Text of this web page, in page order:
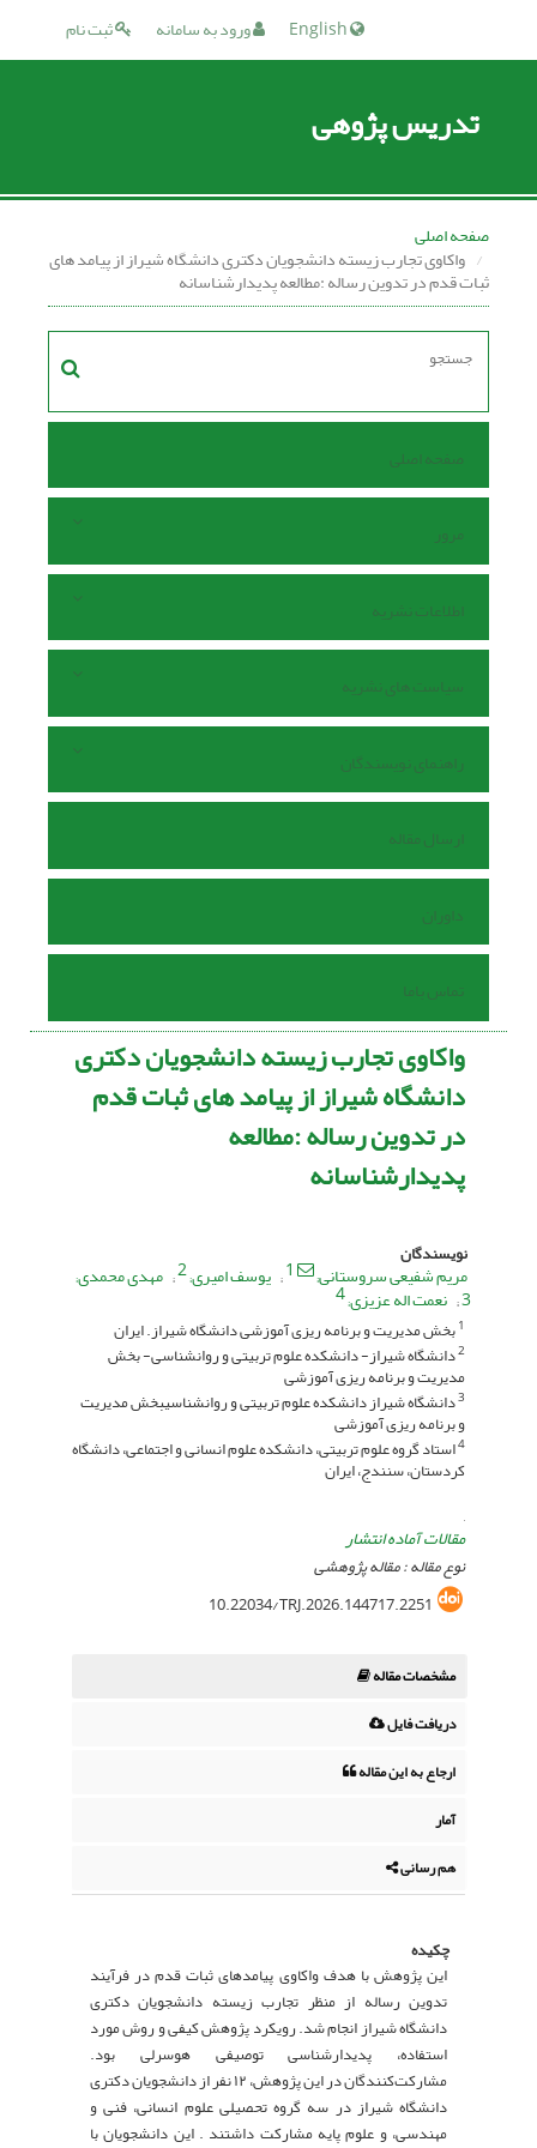
ثبت نام ورود به سامانه
تدریس پژوهی
صفحه اصلی
واکاوی تجارب زیسته دانشجویان دکتری دانشگاه شیراز از پیامد های
ثبات قدم در تدوین رساله :مطالعه پدیدارشناسانه
صفحه اصلی
مرور
اطلاعات نشریه
سیاست های نشریه
راهنمای نویسندگان
ارسال مقاله
داوران
تماس باما
واکاوی تجارب زیسته دانشجویان دکتری
دانشگاه شیراز از پیامد های ثبات قدم
در تدوین رساله :مطالعه
پدیدارشناسانه
نویسندگان
مریم شفیعی سروستانی 1 یوسف امیری2 مهدی محمدی
3 نعمت اله عزیزی4
1بخش مدیریت و برنامه ریزی آموزشی دانشگاه شیراز. ایران
2دانشگاه شیراز- دانشکده علوم تربیتی و روانشناسی- بخش
مدیریت و برنامه ریزی آموزشی
3دانشگاه شیراز دانشکده علوم تربیتی و روانشناسیبخش مدیریت
و برنامه ریزی آموزشی
4استاد گروه علوم تربیتی، دانشکده علوم انسانی و اجتماعی، دانشگاه
کردستان، سنندج، ایران
,
مقالات آماده انتشار
نوع مقاله : مقاله پژوهشی
10.22034/TRJ.2026.144717.2251
مشخصات مقاله
دریافت فایل
ارجاع به این مقاله
آمار
هم رسانی
چکیده
این پژوهش با هدف واکاوی پیامدهای ثبات قدم در فرآیند
تدوین رساله از منظر تجارب زیسته دانشجویان دکتری
دانشگاه شیراز انجام شد. رویکرد پژوهش کیفی و روش مورد
استفاده، پدیدارشناسی توصیفی هوسرلی بود.
مشارکت‌کنندگان در این پژوهش، ۱۲ نفر از دانشجویان دکتری
دانشگاه شیراز در سه گروه تحصیلی علوم انسانی، فنی و
مهندسی، و علوم پایه مشارکت داشتند . این دانشجویان با